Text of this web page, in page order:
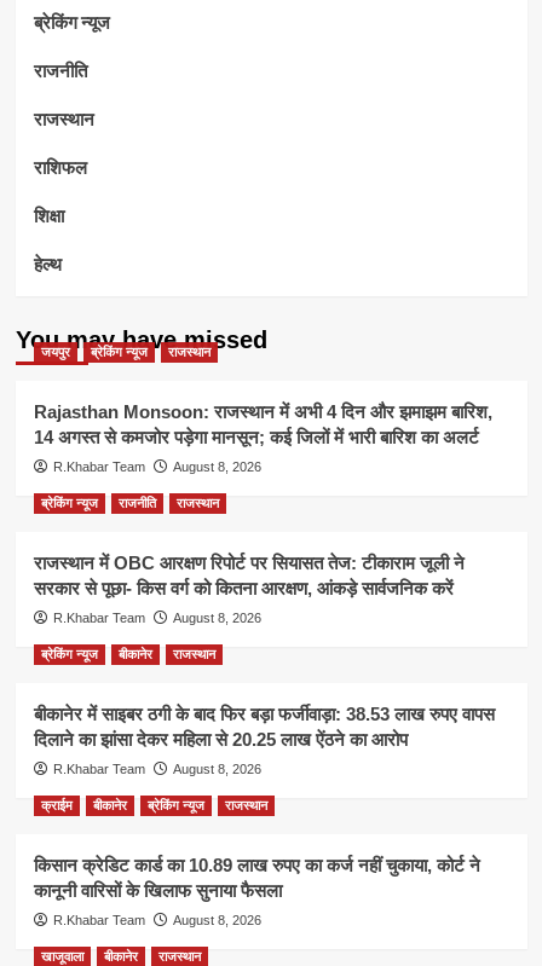
ब्रेकिंग न्यूज
राजनीति
राजस्थान
राशिफल
शिक्षा
हेल्थ
You may have missed
जयपुर ब्रेकिंग न्यूज राजस्थान
Rajasthan Monsoon: राजस्थान में अभी 4 दिन और झमाझम बारिश,
14 अगस्त से कमजोर पड़ेगा मानसून; कई जिलों में भारी बारिश का अलर्ट
R.Khabar Team August 8, 2026
ब्रेकिंग न्यूज राजनीति राजस्थान
राजस्थान में OBC आरक्षण रिपोर्ट पर सियासत तेज: टीकाराम जूली ने
सरकार से पूछा- किस वर्ग को कितना आरक्षण, आंकड़े सार्वजनिक करें
R.Khabar Team August 8, 2026
ब्रेकिंग न्यूज बीकानेर राजस्थान
बीकानेर में साइबर ठगी के बाद फिर बड़ा फर्जीवाड़ा: 38.53 लाख रुपए वापस
दिलाने का झांसा देकर महिला से 20.25 लाख ऐंठने का आरोप
R.Khabar Team August 8, 2026
क्राईम बीकानेर ब्रेकिंग न्यूज राजस्थान
किसान क्रेडिट कार्ड का 10.89 लाख रुपए का कर्ज नहीं चुकाया, कोर्ट ने
कानूनी वारिसों के खिलाफ सुनाया फैसला
R.Khabar Team August 8, 2026
खाजूवाला बीकानेर राजस्थान